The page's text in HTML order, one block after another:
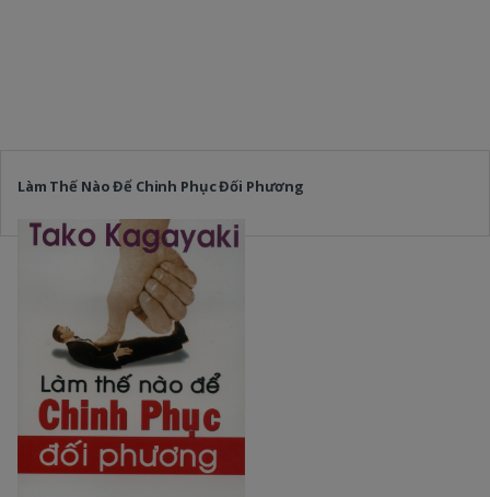
Làm Thế Nào Để Chinh Phục Đối Phương